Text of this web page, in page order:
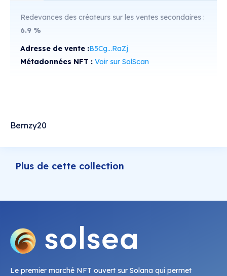
Redevances des créateurs sur les ventes secondaires :
6.9 %
Adresse de vente :B5Cg...RaZj
Métadonnées NFT : Voir sur SolScan
Bernzy20
Plus de cette collection
Le premier marché NFT ouvert sur Solana qui permet